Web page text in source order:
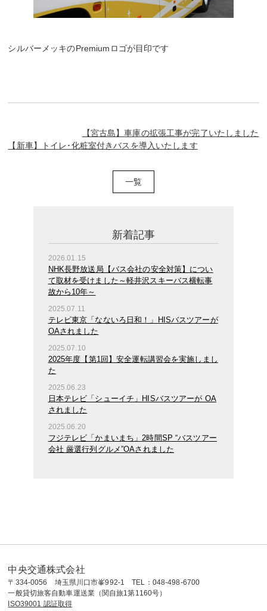
シルバーメッキのPremiumロゴが目印です
【宮古島】車庫の拡張工事が完了いたしました
【新車】トイレ･化粧室付きバスを導入いたします
一覧
新着記事
2026.01.15
NHK長野放送局【バス会社の安全対策】につい
て取材を受けました～軽井沢スキーバス横転事
故から10年～
2025.07.11
テレビ東京「なないろ日和！」HISバスツアーが
OAされました
2025.07.10
2025年度【第1回】安全運転講習会を実施しまし
た
2025.06.23
日本テレビ「シューイチ」HISバスツアーが OA
されました
2025.06.20
フジテレビ「かまいまち」2時間SP “バスツアー
会社 厳選行列グルメ”OAされました
中央交通株式会社
〒334-0056 埼玉県川口市峯992-1 TEL：048-498-6700
一般貸切旅客自動車運送業（関自旅1第1160号）
ISO39001 認証取得